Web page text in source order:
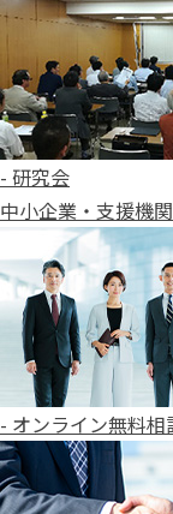
- 研究会
中小企業・支援機
- オンライン無料相